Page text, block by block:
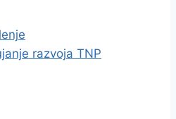
razvoja TNP